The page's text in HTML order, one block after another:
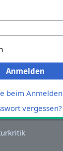
Anmelden
beim Anmelden
vergessen?